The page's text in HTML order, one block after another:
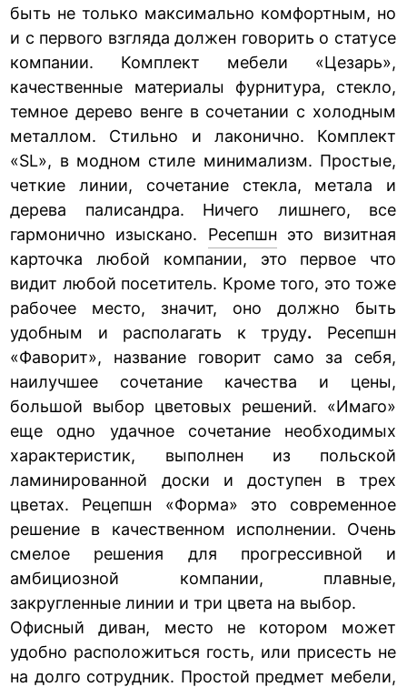
быть не только максимально комфортным, но
и с первого взгляда должен говорить о статусе
компании. Комплект мебели «Цезарь»,
качественные материалы фурнитура, стекло,
темное дерево венге в сочетании с холодным
металлом. Стильно и лаконично. Комплект
«SL», в модном стиле минимализм. Простые,
четкие линии, сочетание стекла, метала и
дерева палисандра. Ничего лишнего, все
гармонично изыскано. Ресепшн это визитная
карточка любой компании, это первое что
видит любой посетитель. Кроме того, это тоже
рабочее место, значит, оно должно быть
удобным и располагать к труду. Ресепшн
«Фаворит», название говорит само за себя,
наилучшее сочетание качества и цены,
большой выбор цветовых решений. «Имаго»
еще одно удачное сочетание необходимых
характеристик, выполнен из польской
ламинированной доски и доступен в трех
цветах. Рецепшн «Форма» это современное
решение в качественном исполнении. Очень
смелое решения для прогрессивной и
амбициозной компании, плавные,
закругленные линии и три цвета на выбор.
Офисный диван, место не котором может
удобно расположиться гость, или присесть не
на долго сотрудник. Простой предмет мебели,